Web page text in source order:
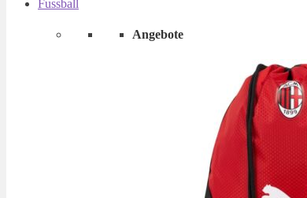
Fussball
Angebote